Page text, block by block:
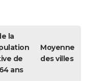
la
de
ans
Moyenne
des villes